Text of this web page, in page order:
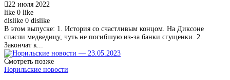
22 июля 2022
like 0 like
dislike 0 dislike
В этом выпуске: 1. История со счастливым концом. На Диксоне
спасли медведицу, чуть не погибшую из-за банки сгущенки. 2.
Закончат к...
Смотреть позже
Норильские новости